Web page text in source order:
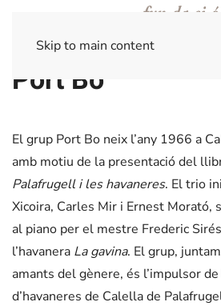
Skip to main content
Port Bo
El grup Port Bo neix l’any 1966 a
amb motiu de la presentació del
Palafrugell i les havaneres. El trio
Xicoira, Carles Mir i Ernest Morató,
al piano per el mestre Frederic
l’havanera La gavina. El grup,
amants del gènere, és l’impulsor
d’havaneres de Calella de